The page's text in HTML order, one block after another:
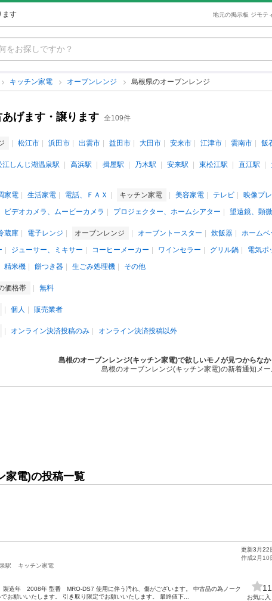
ます 地元の掲示板 ジモテ
キッチン家電 オーブンレンジ 島根県のオーブンレンジ
げます・譲ります 全109件
松江市 浜田市 出雲市 益田市 大田市 安来市 江津市 雲南市 飯
江しんじ湖温泉駅 高浜駅 揖屋駅 乃木駅 安来駅 東松江駅 直江駅
家電 生活家電 電話、ＦＡＸ キッチン家電 美容家電 テレビ 映像プ
ビデオカメラ、ムービーカメラ プロジェクター、ホームシアター 望遠鏡、顕
蔵庫 電子レンジ オーブンレンジ オーブントースター 炊飯器 ホームベ
ジューサー、ミキサー コーヒーメーカー ワインセラー グリル鍋 電気ポ
精米機 餅つき器 生ごみ処理機 その他
価格帯 無料
個人 販売業者
オンライン決済投稿のみ オンライン決済投稿以外
島根のオーブンレンジ(キッチン家電)で欲しいモノが見つからな
島根のオーブンレンジ(キッチン家電)の新着通知メ
家電)の投稿一覧
駅
キッチン家電
製造年 2008年 型番 MRO-DS7 使用に伴う汚れ、傷がございます。 中古品の為ノーク
お願いいたします。 引き取り限定でお願いいたします。 最終値下...
更新3月22
作成2月10
11
お気に入